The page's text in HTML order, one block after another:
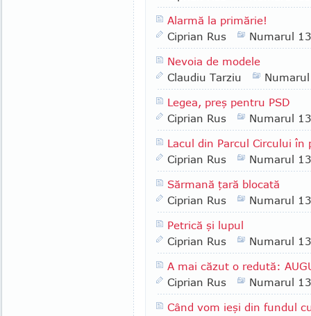
Alarmă la primărie!
Ciprian Rus
Numarul
Nevoia de modele
Claudiu Tarziu
Legea, preş pentru PSD
Ciprian Rus
Numarul
Lacul din Parcul Circului în
Ciprian Rus
Numarul
Sărmană ţară blocată
Ciprian Rus
Numarul
Petrică şi lupul
Ciprian Rus
Numarul
A mai căzut o redută:
Ciprian Rus
Numarul
Când vom ieşi din fundul